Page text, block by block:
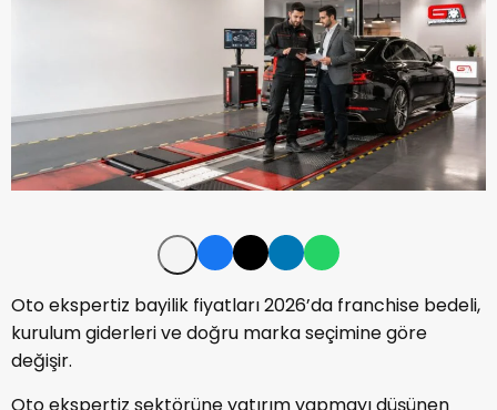
Oto ekspertiz bayilik fiyatları 2026’da franchise bedeli,
kurulum giderleri ve doğru marka seçimine göre
değişir.